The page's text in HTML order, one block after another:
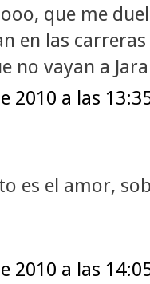
que me
en las
no vayan a
2010 a las
es el amor,
2010 a las